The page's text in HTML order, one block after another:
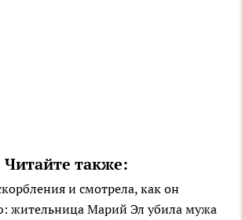
Читайте также:
и смотрела, как он
жительница Марий Эл убила мужа